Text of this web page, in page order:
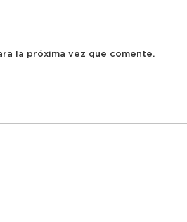
la próxima vez que comente.